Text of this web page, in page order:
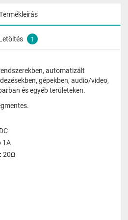
1
automatizált
gépekben, audio/video,
és egyéb területeken.
1A
20Ω